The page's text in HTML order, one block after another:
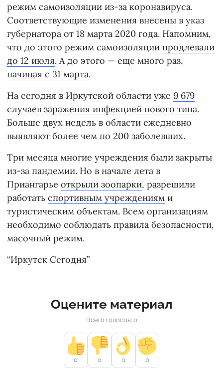
режим самоизоляции из-за коронавируса.
Соответствующие изменения внесены в указ
губернатора от 18 марта 2020 года. Напомним,
что до этого режим самоизоляции продлевали
до 12 июля. А до этого — еще много раз,
начиная с 31 марта.
На сегодня в Иркутской области уже 9 679
случаев заражения инфекцией нового типа.
Больше двух недель в области ежедневно
выявляют более чем по 200 заболевших.
Три месяца многие учреждения были закрыты
из-за пандемии. Но в начале лета в
Приангарье открыли зоопарки, разрешили
работать спортивным учреждениям и
туристическим объектам. Всем организациям
необходимо соблюдать правила безопасности,
масочный режим.
“Иркутск Сегодня”
Оцените материал
Всего голосов: 0
0 0 0 0